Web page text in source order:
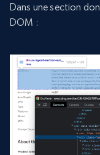
Dans une section
DOM :